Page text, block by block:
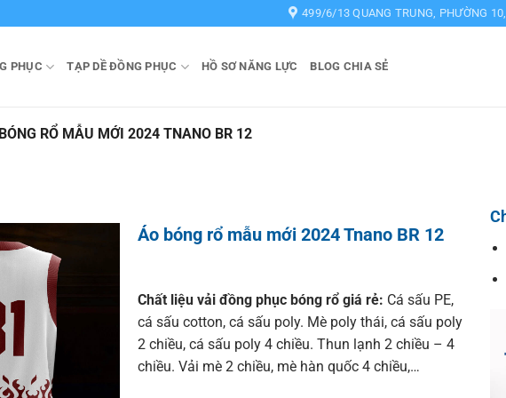
499/6/13 QUANG TRUNG, PHƯỜNG
PHỤC TẠP DỀ ĐỒNG PHỤC HỒ SƠ NĂNG LỰC BLOG CHIA SẺ
RỔ MẪU MỚI 2024 TNANO BR 12
Áo bóng rổ mẫu mới 2024 Tnano BR 12
Chất liệu vải đồng phục bóng rổ giá rẻ: Cá sấu PE,
cá sấu cotton, cá sấu poly. Mè poly thái, cá sấu poly
2 chiều, cá sấu poly 4 chiều. Thun lạnh 2 chiều – 4
chiều. Vải mè 2 chiều, mè hàn quốc 4 chiều,…